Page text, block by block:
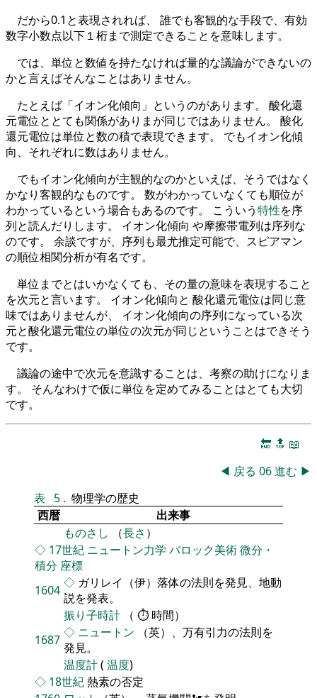
だから0.1と表現されれば、 誰でも客観的な手段で、有効
数字小数点以下１桁まで測定できることを意味します。
では、単位と数値を持たなければ量的な議論ができないの
かと言えばそんなことはありません。
たとえば「イオン化傾向」というのがあります。 酸化還
元電位ととても関係がありまが同じではありません。 酸化
還元電位は単位と数の積で表現できます。 でもイオン化傾
向、それぞれに数はありません。
でもイオン化傾向が主観的なのかといえば、そうではなく
かなり客観的なものです。 数がわかっていなくても順位が
わかっているという場合もあるのです。 こういう特性を序
列と読んだりします。 イオン化傾向 や摩擦帯電列は序列な
のです。 余談ですが、序列も最尤推定可能で、スピアマン
の順位相関分析が有名です。
単位までとはいかなくても、その量の意味を表現すること
を次元と言います。 イオン化傾向と 酸化還元電位は同じ意
味ではありませんが、 イオン化傾向の序列になっている次
元と酸化還元電位の単位の次元が同じということはできそう
です。
議論の途中で次元を意識することは、考察の助けになりま
す。 そんなわけで仮に単位を定めてみることはとても大切
です。
🔚 🔝 📖
◀ 戻る 06進む ▶
表
5 . 物理学の歴史
西暦
出来事
ものさし （長さ ）
◇ 17世紀 ニュートン力学 バロック美術微分・
積分 座標
1604 ◇ ガリレイ（伊）落体の法則を発見、地動
説を発表。
振り子時計 （ ⏱ 時間）
1687 ◇ ニュートン （英）、万有引力の法則を
発見。
温度計( 温度)
◇ 18世紀熱素の否定